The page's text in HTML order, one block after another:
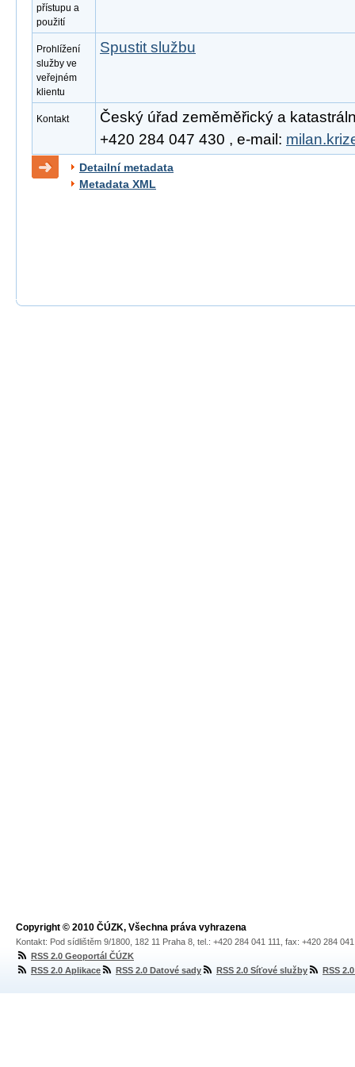
přístupu a
použití
Prohlížení
služby ve
veřejném
klientu
Spustit službu
Kontakt
Český úřad zeměměřický a
+420 284 047 430 , e-mail:
Detailní metadata
Metadata XML
Copyright © 2010 ČÚZK, Všechna práva vyhrazena
Kontakt: Pod sídlištěm 9/1800, 182 11 Praha 8, tel.: +420 284 041 111, fax: +420 284
RSS 2.0 Geoportál ČÚZK
RSS 2.0 Aplikace
RSS 2.0 Datové sady RSS 2.0 Síťové služby RSS